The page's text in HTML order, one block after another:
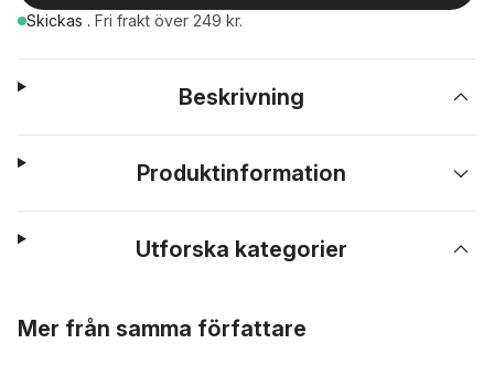
Skickas . Fri frakt över 249 kr.
Beskrivning
Produktinformation
Utforska kategorier
Mer från samma författare